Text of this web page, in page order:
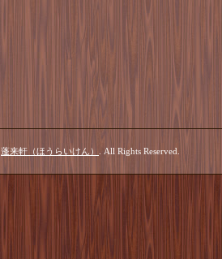
蓬来軒（ほうらいけん） . All Rights Reserved.